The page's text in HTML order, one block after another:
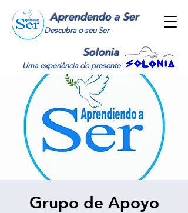
Aprendendo a Ser
Descubra o seu Ser
Solonia
Uma experiência do presente
Grupo de Apoyo